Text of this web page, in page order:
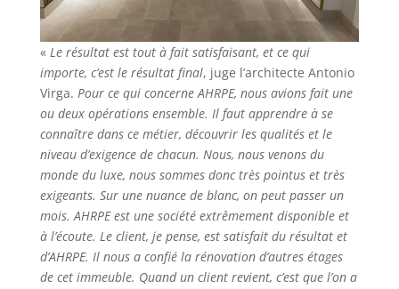
« Le résultat est tout à fait satisfaisant, et ce qui
importe, c’est le résultat final, juge l’architecte Antonio
Virga. Pour ce qui concerne AHRPE, nous avions fait une
ou deux opérations ensemble. Il faut apprendre à se
connaître dans ce métier, découvrir les qualités et le
niveau d’exigence de chacun. Nous, nous venons du
monde du luxe, nous sommes donc très pointus et très
exigeants. Sur une nuance de blanc, on peut passer un
mois. AHRPE est une société extrêmement disponible et
à l’écoute. Le client, je pense, est satisfait du résultat et
d’AHRPE. Il nous a confié la rénovation d’autres étages
de cet immeuble. Quand un client revient, c’est que l’on a